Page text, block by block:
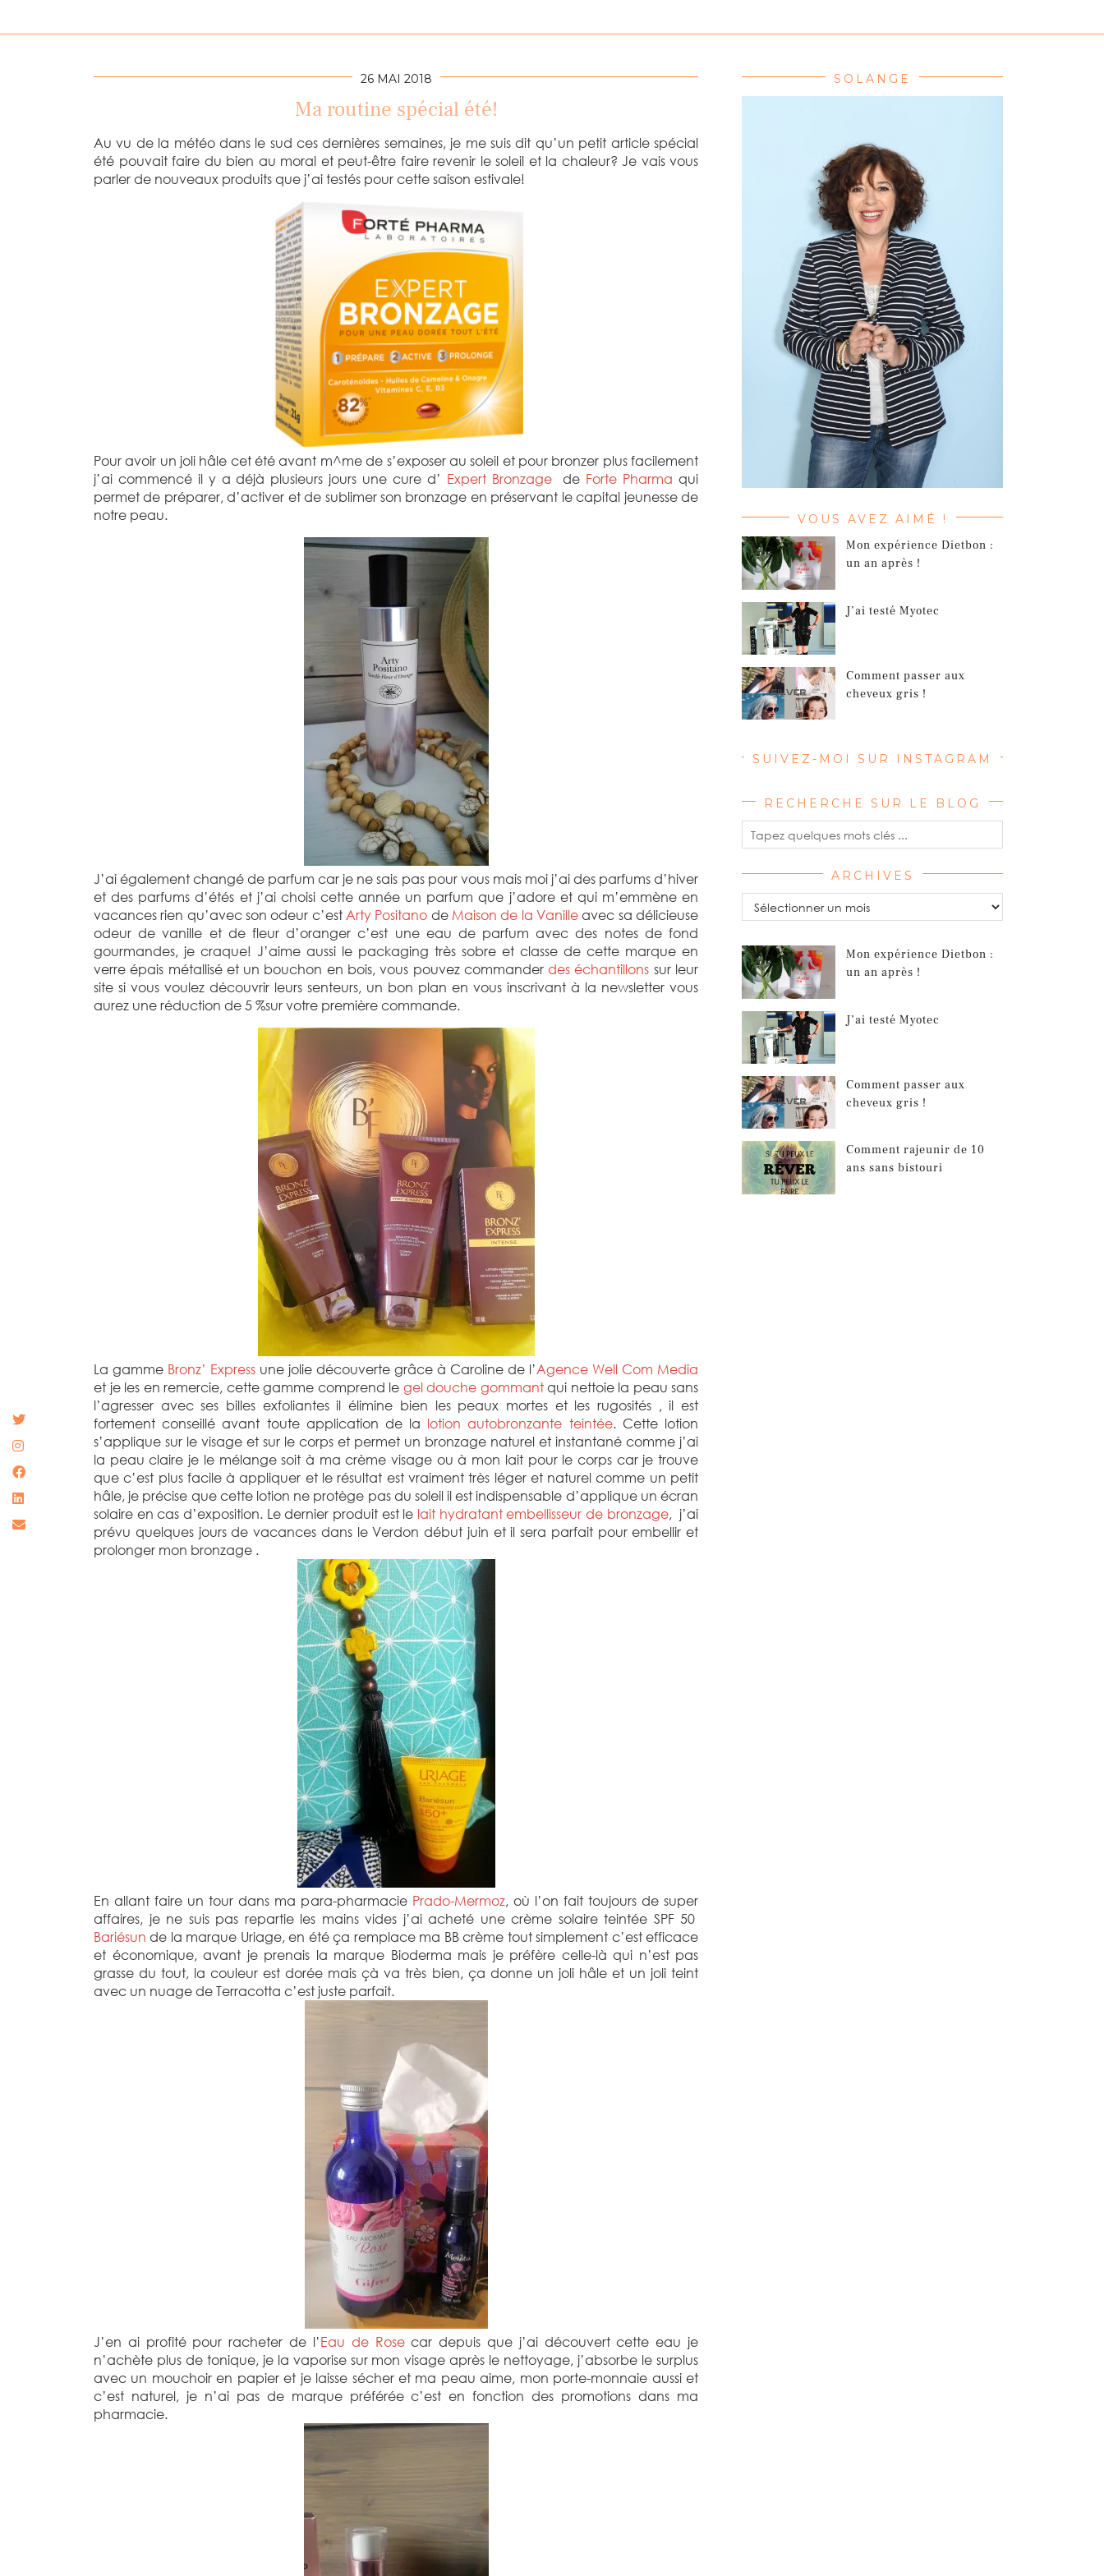
26 MAI 2018
Ma routine spécial été!
Au vu de la météo dans le sud ces dernières semaines, je me suis dit qu’un petit article spécial
été pouvait faire du bien au moral et peut-être faire revenir le soleil et la chaleur? Je vais vous
parler de nouveaux produits que j’ai testés pour cette saison estivale!
Pour avoir un joli hâle cet été avant m^me de s’exposer au soleil et pour bronzer plus facilement
j’ai commencé il y a déjà plusieurs jours une cure d’ Expert Bronzagede Forte Pharma qui
permet de préparer, d’activer et de sublimer son bronzage en préservant le capital jeunesse de
notre peau.
J’ai également changé de parfum car je ne sais pas pour vous mais moi j’ai des parfums d’hiver
et des parfums d’étés et j’ai choisi cette année un parfum que j’adore et qui m’emmène en
vacances rien qu’avec son odeur c’est Arty Positano de Maison de la Vanille avec sa délicieuse
odeur de vanille et de fleur d’oranger c’est une eau de parfum avec des notes de fond
gourmandes, je craque! J’aime aussi le packaging très sobre et classe de cette marque en
verre épais métallisé et un bouchon en bois, vous pouvez commander des échantillons sur leur
site si vous voulez découvrir leurs senteurs, un bon plan en vous inscrivant à la newsletter vous
aurez une réduction de 5 %sur votre première commande.
La gamme Bronz’ Express une jolie découverte grâce à Caroline de l’Agence Well Com Media
et je les en remercie, cette gamme comprend le gel douche gommantqui nettoie la peau sans
l’agresser avec ses billes exfoliantes il élimine bien les peaux mortes et les rugosités , il est
fortement conseillé avant toute application de la lotion autobronzante teintée. Cette lotion
s’applique sur le visage et sur le corps et permet un bronzage naturel et instantané comme j’ai
la peau claire je le mélange soit à ma crème visage ou à mon lait pour le corps car je trouve
que c’est plus facile à appliquer et le résultat est vraiment très léger et naturel comme un petit
hâle, je précise que cette lotion ne protège pas du soleil il est indispensable d’applique un écran
solaire en cas d’exposition. Le dernier produit est le lait hydratant embellisseur de bronzage, j’ai
prévu quelques jours de vacances dans le Verdon début juin et il sera parfait pour embellir et
prolonger mon bronzage .
En allant faire un tour dans ma para-pharmacie Prado-Mermoz, où l’on fait toujours de super
affaires, je ne suis pas repartie les mains vides j’ai acheté une crème solaire teintée SPF 50
Bariésun de la marque Uriage, en été ça remplace ma BB crème tout simplement c’est efficace
et économique, avant je prenais la marque Bioderma mais je préfère celle-là qui n’est pas
grasse du tout, la couleur est dorée mais çà va très bien, ça donne un joli hâle et un joli teint
avec un nuage de Terracotta c’est juste parfait.
J’en ai profité pour racheter de l’Eau de Rosecar depuis que j’ai découvert cette eau je
n’achète plus de tonique, je la vaporise sur mon visage après le nettoyage, j’absorbe le surplus
avec un mouchoir en papier et je laisse sécher et ma peau aime, mon porte-monnaie aussi et
c’est naturel, je n’ai pas de marque préférée c’est en fonction des promotions dans ma
pharmacie.
SOLANGE
VOUS AVEZ AIMÉ !
Mon expérience Dietbon :
un an après !
J’ai testé Myotec
Comment passer aux
cheveux gris !
SUIVEZ-MOI SUR INSTAGRAM
RECHERCHE SUR LE BLOG
ARCHIVES
Archives
Mon expérience Dietbon :
un an après !
J’ai testé Myotec
Comment passer aux
cheveux gris !
Comment rajeunir de 10
ans sans bistouri